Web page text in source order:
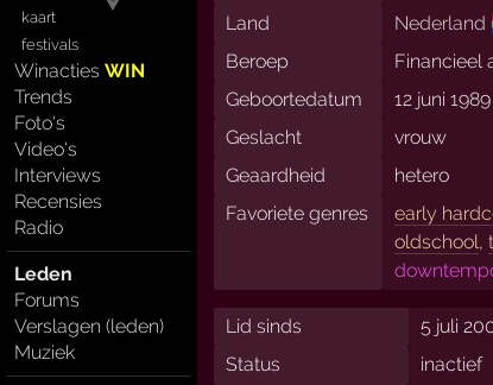
kaart
festivals
WinactiesWIN
Trends
Foto's
Video's
Interviews
Recensies
Radio
Leden
Forums
Verslagen (leden)
Muziek
Land
Nederland
Beroep
Financieel
Geboortedatum
12 juni 1989
Geslacht
vrouw
Geaardheid
hetero
Favoriete genres
early
oldschool,
Lid sinds
5 juli
Status
inactief